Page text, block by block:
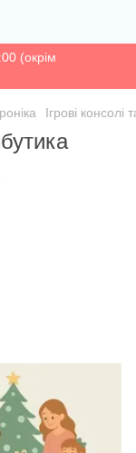
(окрім
Ігрові консолі